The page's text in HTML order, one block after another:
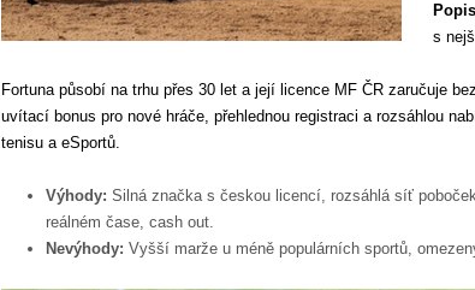
s
Fortuna působí na trhu přes 30 let a její licence MF ČR zaručuje
uvítací bonus pro nové hráče, přehlednou registraci a rozsáhlou
tenisu a eSportů.
Výhody: Silná značka s českou licencí, rozsáhlá síť
reálném čase, cash out.
Nevýhody: Vyšší marže u méně populárních sportů,